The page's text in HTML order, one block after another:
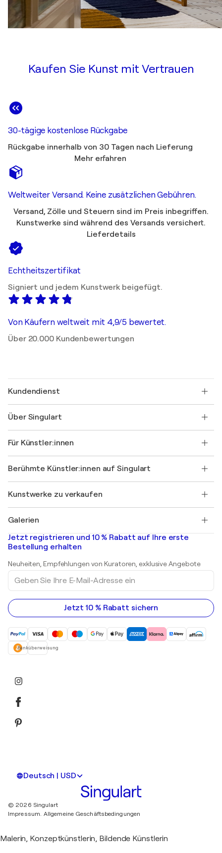
Kaufen Sie Kunst mit Vertrauen
30-tägige kostenlose Rückgabe
Rückgabe innerhalb von 30 Tagen nach Lieferung
Mehr erfahren
Weltweiter Versand. Keine zusätzlichen Gebühren.
Versand, Zölle und Steuern sind im Preis inbegriffen.
Kunstwerke sind während des Versands versichert.
Lieferdetails
Echtheitszertifikat
Signiert und jedem Kunstwerk beigefügt.
Von Käufern weltweit mit 4,9/5 bewertet.
Über 20.000 Kundenbewertungen
Kundendienst
Versand
Einen Gutschein verschenken
Werden Sie Mitglied unseres Handelsprogramms
Ihr Konto
+49 30 31196995
Über Singulart
FAQ
Singulart-Magazin
Jobs
Entdecken Sie kuratierte Originalkunst
Für Künstler:innen
Als Künstler anmelden
Berühmte Künstler:innen auf Singulart
Marc Chagall
Banksy
Mr. Brainwash
Shepard Fairey
Kunstwerke zu verkaufen
Abstrakte Gemälde zu verkaufen
Landschaftsgemälde
Drucke
Acrylgemälde
Galerien
Kunstgalerien in Deutschland
Kunstgalerien in Schweiz
Jetzt registrieren und 10 % Rabatt auf Ihre erste
Bestellung erhalten
Neuheiten, Empfehlungen von Kuratoren, exklusive Angebote
Geben
Sie
Ihre
E-
Mail-
Adresse
Jetzt 10 % Rabatt sichern
Banküberweisung
Deutsch | USD
© 2026 Singulart
Impressum. Allgemeine Geschäftsbedingungen
Malerin, Konzeptkünstlerin, Bildende Künstlerin